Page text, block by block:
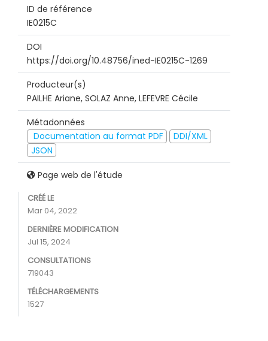
ID de référence
IE0215C
DOI
https://doi.org/10.48756/ined-IE0215C-1269
Producteur(s)
PAILHE Ariane, SOLAZ Anne, LEFEVRE Cécile
Métadonnées
Documentation au format PDF
DDI/XML
JSON
Page web de l'étude
CRÉÉ LE
Mar 04, 2022
DERNIÈRE MODIFICATION
Jul 15, 2024
CONSULTATIONS
719043
TÉLÉCHARGEMENTS
1527